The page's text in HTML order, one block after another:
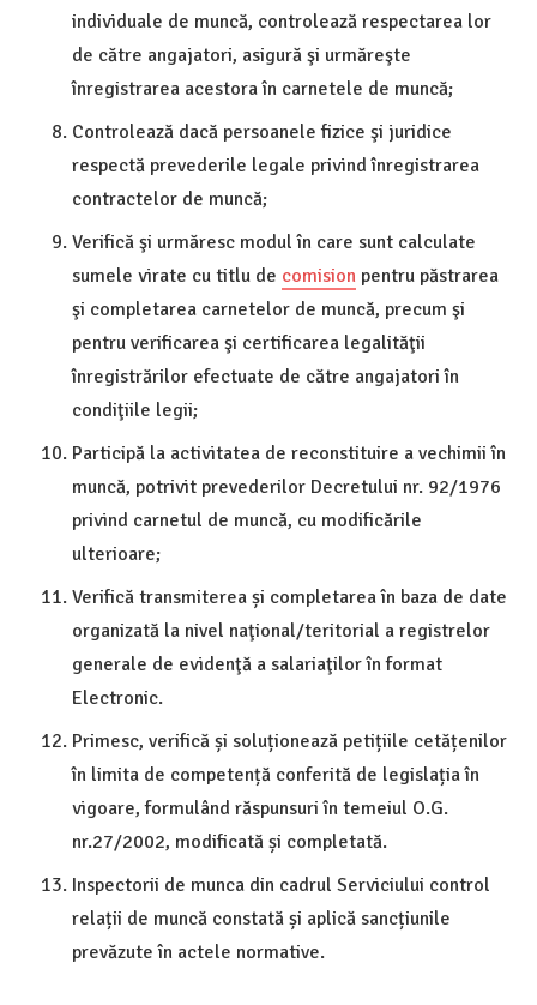
individuale de muncă, controlează respectarea lor
de către angajatori, asigură şi urmăreşte
înregistrarea acestora în carnetele de muncă;
Controlează dacă persoanele fizice şi juridice
respectă prevederile legale privind înregistrarea
contractelor de muncă;
Verifică şi urmăresc modul în care sunt calculate
sumele virate cu titlu de comision pentru păstrarea
şi completarea carnetelor de muncă, precum şi
pentru verificarea şi certificarea legalităţii
înregistrărilor efectuate de către angajatori în
condiţiile legii;
Participă la activitatea de reconstituire a vechimii în
muncă, potrivit prevederilor Decretului nr. 92/1976
privind carnetul de muncă, cu modificările
ulterioare;
Verifică transmiterea și completarea în baza de date
organizată la nivel naţional/teritorial a registrelor
generale de evidenţă a salariaţilor în format
Electronic.
Primesc, verifică și soluționează petițiile cetățenilor
în limita de competență conferită de legislația în
vigoare, formulând răspunsuri în temeiul O.G.
nr.27/2002, modificată și completată.
Inspectorii de munca din cadrul Serviciului control
relații de muncă constată și aplică sancțiunile
prevăzute în actele normative.